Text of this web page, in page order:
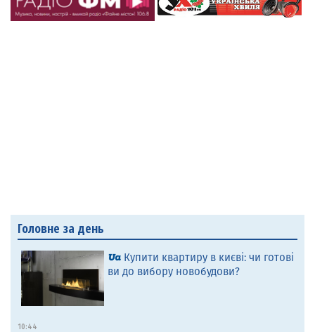
Головне за день
Купити квартиру в києві: чи готові
ви до вибору новобудови?
10:44